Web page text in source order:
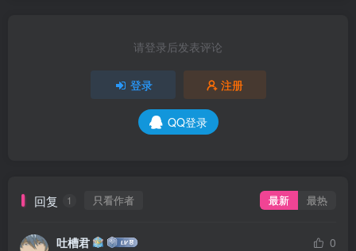
请登录后发表评论
登录 注册
QQ登录
回复 1 只看作者 最新 最热
吐槽君
0